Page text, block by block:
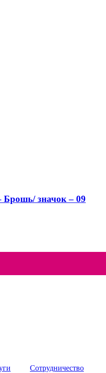
Брошь/ значок – 09
Сотрудничество